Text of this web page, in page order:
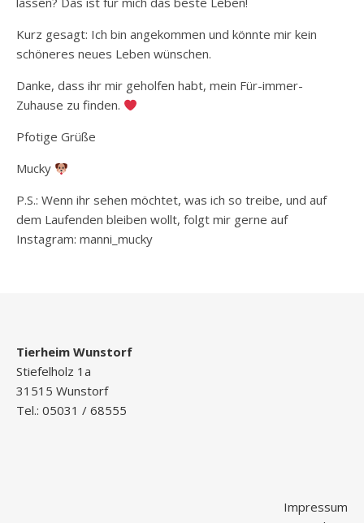
Kurz gesagt: Ich bin angekommen und könnte mir kein
schöneres neues Leben wünschen.
Danke, dass ihr mir geholfen habt, mein Für-immer-
Zuhause zu finden.
Pfotige Grüße
Mucky
P.S.: Wenn ihr sehen möchtet, was ich so treibe, und auf
dem Laufenden bleiben wollt, folgt mir gerne auf
Instagram: manni_mucky
Tierheim Wunstorf
Stiefelholz 1a
31515 Wunstorf
Tel.: 05031 / 68555
Impressum